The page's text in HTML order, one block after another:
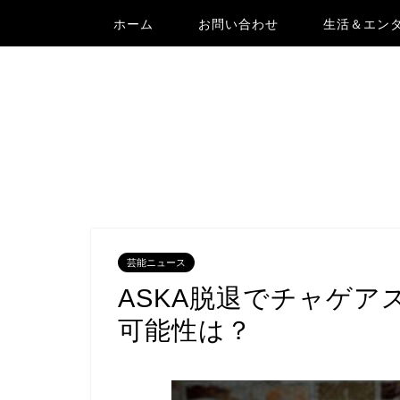
ホーム お問い合わせ 生活＆エン
芸能ニュース
ASKA脱退でチャゲア
可能性は？